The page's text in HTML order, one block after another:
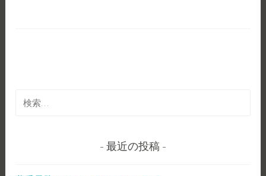
検
最近の投稿